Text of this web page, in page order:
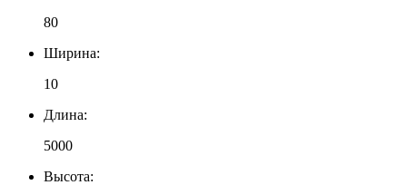
80
Ширина:
10
Длина:
5000
Высота: